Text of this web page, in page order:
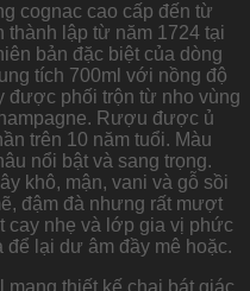
cognac cao cấp đến từ
thành lập từ năm 1724 tại
bản đặc biệt của dòng
tích 700ml với nồng độ
được phối trộn từ nho vùng
Rượu được ủ
trên 10 năm tuổi. Màu
nổi bật và sang trọng.
khô, mận, vani và gỗ sồi
đậm đà nhưng rất mượt
cay nhẹ và lớp gia vị phức
để lại dư âm đầy mê hoặc.